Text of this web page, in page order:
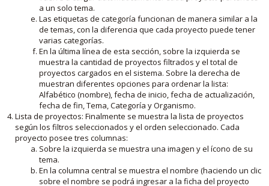
a un solo tema.
Las etiquetas de categoría funcionan de manera similar a la
de temas, con la diferencia que cada proyecto puede tener
varias categorías.
En la última línea de esta sección, sobre la izquierda se
muestra la cantidad de proyectos filtrados y el total de
proyectos cargados en el sistema. Sobre la derecha de
muestran diferentes opciones para ordenar la lista:
Alfabético (nombre), fecha de inicio, fecha de actualización,
fecha de fin, Tema, Categoría y Organismo.
Lista de proyectos: Finalmente se muestra la lista de proyectos
según los filtros seleccionados y el orden seleccionado. Cada
proyecto posee tres columnas:
Sobre la izquierda se muestra una imagen y el ícono de su
tema.
En la columna central se muestra el nombre (haciendo un clic
sobre el nombre se podrá ingresar a la ficha del proyecto